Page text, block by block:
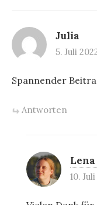
Julia
5. Juli
Spannender
Antworten
10.